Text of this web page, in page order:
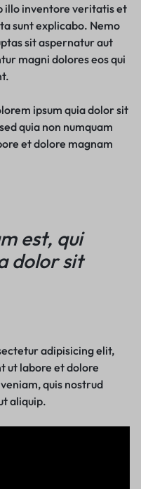
illo inventore veritatis et
sunt explicabo. Nemo
sit aspernatur aut
magni dolores eos qui
ipsum quia dolor sit
quia non numquam
et dolore magnam
est, qui
dolor sit
adipisicing elit,
ut labore et dolore
quis nostrud
aliquip.